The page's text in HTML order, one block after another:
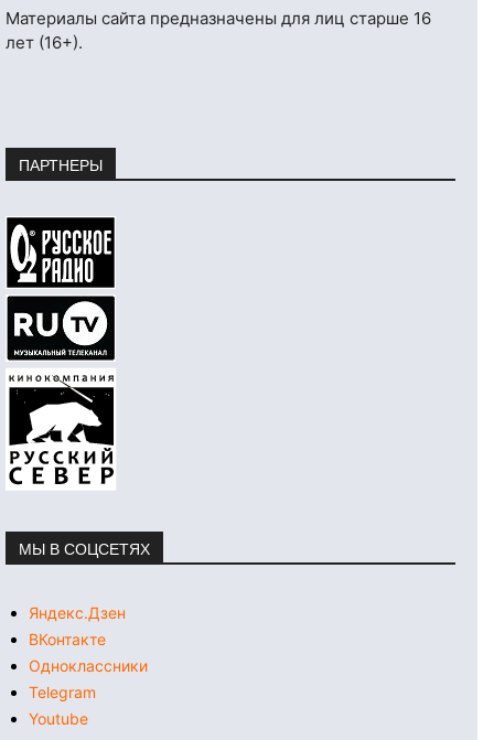
Материалы сайта предназначены для лиц старше 16
лет (16+).
ПАРТНЕРЫ
МЫ В СОЦСЕТЯХ
Яндекс.Дзен
ВКонтакте
Одноклассники
Telegram
Youtube